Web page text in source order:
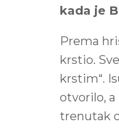
kada je
Prema
krstio.
krstim“.
otvorilo, a
trenutak